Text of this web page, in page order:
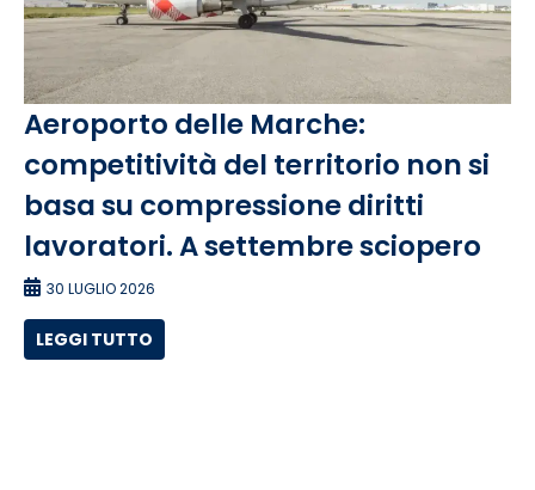
Aeroporto delle Marche:
competitività del territorio non si
basa su compressione diritti
lavoratori. A settembre sciopero
30 LUGLIO 2026
LEGGI TUTTO